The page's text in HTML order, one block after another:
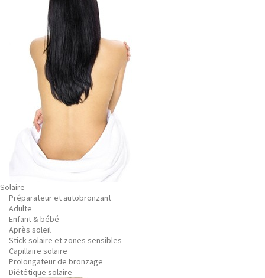
Solaire
Préparateur et autobronzant
Adulte
Enfant & bébé
Après soleil
Stick solaire et zones sensibles
Capillaire solaire
Prolongateur de bronzage
Diététique solaire